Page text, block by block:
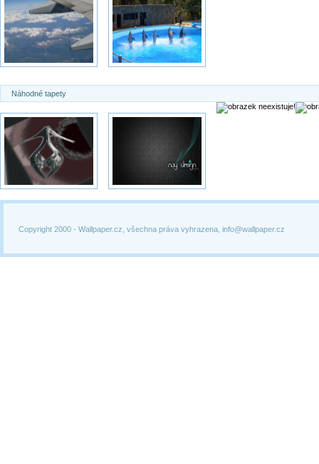
Náhodné tapety
Copyright 2000 - Wallpaper.cz, všechna práva vyhrazena, info@wallpaper.cz